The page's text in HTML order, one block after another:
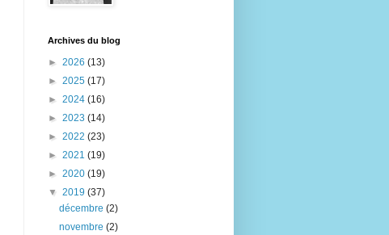
Archives du blog
► 2026 (13)
► 2025 (17)
► 2024 (16)
► 2023 (14)
► 2022 (23)
► 2021 (19)
► 2020 (19)
▼ 2019 (37)
décembre(2)
novembre(2)